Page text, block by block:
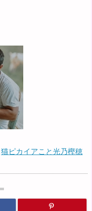
猫ピカイアこと光乃樫穂